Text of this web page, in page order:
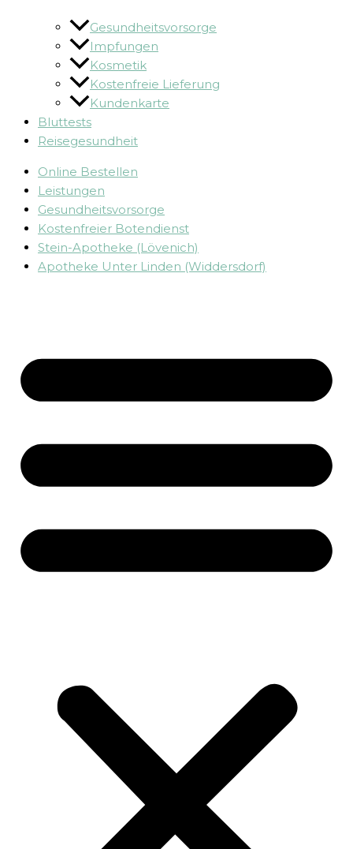
Gesundheitsvorsorge
Impfungen
Kosmetik
Kostenfreie Lieferung
Kundenkarte
Bluttests
Reisegesundheit
Online Bestellen
Leistungen
Gesundheitsvorsorge
Kostenfreier Botendienst
Stein-Apotheke (Lövenich)
Apotheke Unter Linden (Widdersdorf)